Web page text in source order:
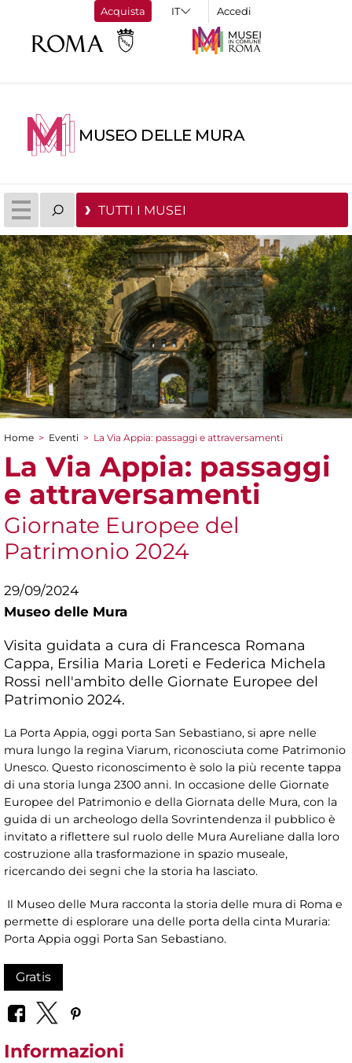
Acquista Accedi
MUSEO DELLE MURA
TUTTI I MUSEI
Tu sei qui
Home > Eventi > La Via Appia: passaggi e attraversamenti
La Via Appia: passaggi
e attraversamenti
Giornate Europee del
Patrimonio 2024
29/09/2024
Museo delle Mura
Visita guidata a cura di Francesca Romana
Cappa, Ersilia Maria Loreti e Federica Michela
Rossi nell'ambito delle Giornate Europee del
Patrimonio 2024.
La Porta Appia, oggi porta San Sebastiano, si apre nelle
mura lungo la regina Viarum, riconosciuta come Patrimonio
Unesco. Questo riconoscimento è solo la più recente tappa
di una storia lunga 2300 anni. In occasione delle Giornate
Europee del Patrimonio e della Giornata delle Mura, con la
guida di un archeologo della Sovrintendenza il pubblico è
invitato a riflettere sul ruolo delle Mura Aureliane dalla loro
costruzione alla trasformazione in spazio museale,
ricercando dei segni che la storia ha lasciato.
Il Museo delle Mura racconta la storia delle mura di Roma e
permette di esplorare una delle porta della cinta Muraria:
Porta Appia oggi Porta San Sebastiano.
Gratis
Informazioni